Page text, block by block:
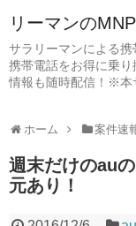
リーマンの
サラリーマンによる携
携帯電話をお得に乗
情報も随時配信！※本
ホーム 案件速
週末だけのau
元あり！